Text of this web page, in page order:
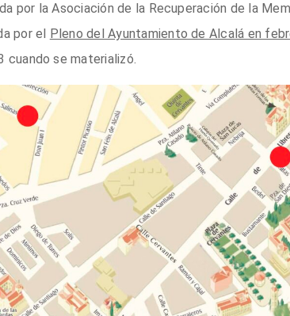
por la Asociación de la Recuperación de la
por el
Pleno del Ayuntamiento de Alcalá en
cuando se materializó.